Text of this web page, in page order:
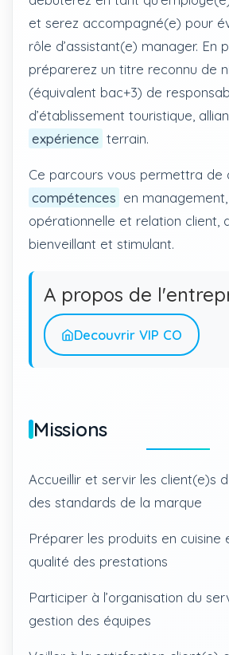
et serez accompagné(e) pour
rôle d’assistant(e) manager. En
préparerez un titre reconnu de
(équivalent bac+3) de
d’établissement touristique,
expérience terrain.
Ce parcours vous permettra de
compétences en
opérationnelle et relation client,
bienveillant et stimulant.
A propos de
Decouvrir VIP CO
Missions
Accueillir et servir les client(e)s
des standards de la marque
Préparer les produits en cuisine
qualité des prestations
Participer à l’organisation du
gestion des équipes